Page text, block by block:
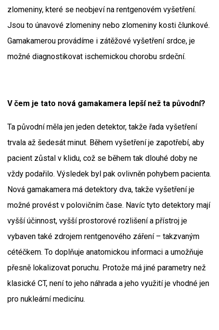
zlomeniny, které se neobjeví na rentgenovém vyšetření.
Jsou to únavové zlomeniny nebo zlomeniny kosti člunkové.
Gamakamerou provádíme i zátěžové vyšetření srdce, je
možné diagnostikovat ischemickou chorobu srdeční.
V čem je tato nová gamakamera lepší než ta původní?
Ta původní měla jen jeden detektor, takže řada vyšetření
trvala až šedesát minut. Během vyšetření je zapotřebí, aby
pacient zůstal v klidu, což se během tak dlouhé doby ne
vždy podařilo. Výsledek byl pak ovlivněn pohybem pacienta.
Nová gamakamera má detektory dva, takže vyšetření je
možné provést v polovičním čase. Navíc tyto detektory mají
vyšší účinnost, vyšší prostorové rozlišení a přístroj je
vybaven také zdrojem rentgenového záření – takzvaným
cétéčkem. To doplňuje anatomickou informaci a umožňuje
přesně lokalizovat poruchu. Protože má jiné parametry než
klasické CT, není to jeho náhrada a jeho využití je vhodné jen
pro nukleární medicínu.